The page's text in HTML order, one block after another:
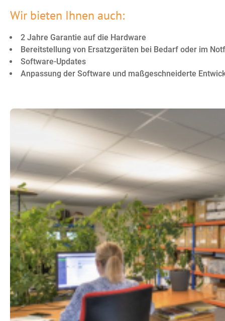
Wir bieten Ihnen auch:
2 Jahre Garantie auf die Hardware
Bereitstellung von Ersatzgeräten bei Bedarf oder im
Software-Updates
Anpassung der Software und maßgeschneiderte